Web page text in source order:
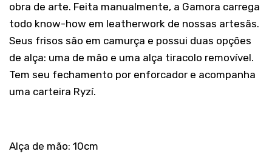
obra de arte. Feita manualmente, a Gamora carrega
todo know-how em leatherwork de nossas artesãs.
Seus frisos são em camurça e possui duas opções
de alça: uma de mão e uma alça tiracolo removível.
Tem seu fechamento por enforcador e acompanha
uma carteira Ryzí.
Alça de mão: 10cm